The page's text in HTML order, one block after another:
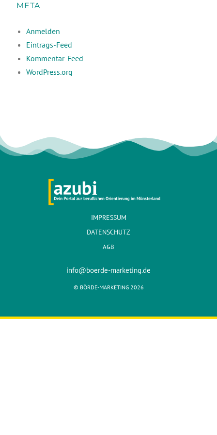
META
Anmelden
Eintrags-Feed
Kommentar-Feed
WordPress.org
IMPRESSUM
DATENSCHUTZ
AGB
info@boerde-marketing.de
© BÖRDE-MARKETING 2026